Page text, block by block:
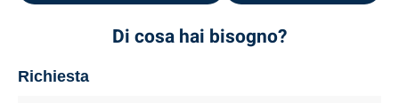
Di cosa hai bisogno?
Richiesta